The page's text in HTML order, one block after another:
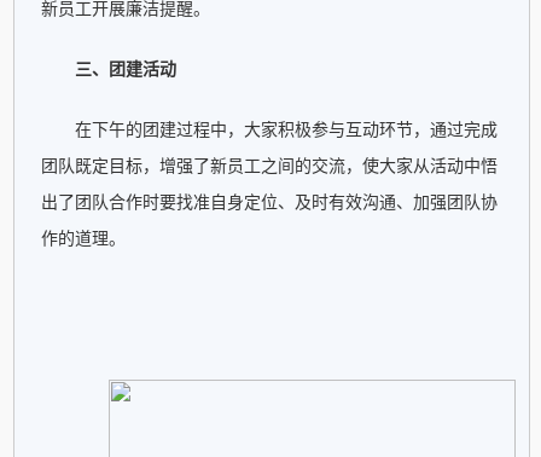
新员工开展廉洁提醒。
三、团建活动
在下午的团建过程中，大家积极参与互动环节，通过完成
团队既定目标，增强了新员工之间的交流，使大家从活动中悟
出了团队合作时要找准自身定位、及时有效沟通、加强团队协
作的道理。